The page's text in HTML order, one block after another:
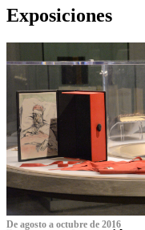
Exposiciones
De agosto a octubre de 2016